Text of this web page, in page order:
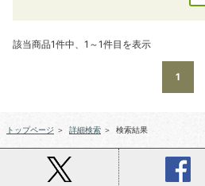
該当商品1件中、1～1件目を表示
1
トップページ ＞ 詳細検索 ＞ 検索結果